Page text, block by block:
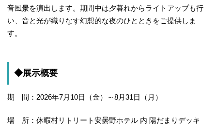
音風景を演出します。期間中は夕暮れからライトアップも行
い、音と光が織りなす幻想的な夜のひとときをご提供しま
す。
◆展示概要
期 間：2026年7月10日（金）～8月31日（月）
場 所：休暇村リトリート安曇野ホテル 内 陽だまりデッキ